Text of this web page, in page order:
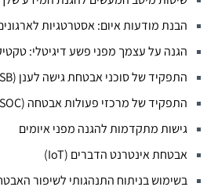
הבנת מודעות איום: אסטרטגיות
הגנה על עצמך מפני פשע דיגיטלי:
התפקיד של סוכני אבטחת גישה לענן (CASB)
התפקיד של מרכזי פעולות אבטחה (SOC)
גישות מתקדמות להגנה מפני איומים
אבטחת אינטרנט הדברים (IoT)
בשימוש בניתוח התנהגותי לשיפור